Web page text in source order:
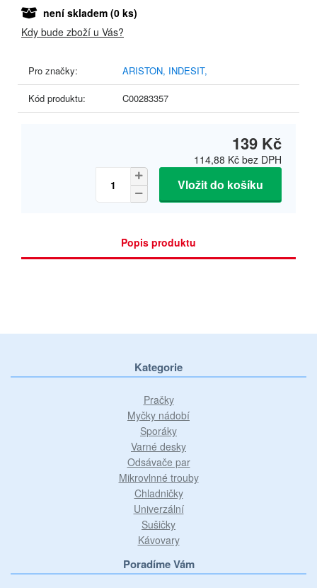
není skladem (0 ks)
Kdy bude zboží u Vás?
Pro značky: ARISTON, INDESIT,
Kód produktu: C00283357
139 Kč
114,88 Kč bez DPH
Vložit do košíku
Popis produktu
Kategorie
Pračky
Myčky nádobí
Sporáky
Varné desky
Odsávače par
Mikrovlnné trouby
Chladničky
Univerzální
Sušičky
Kávovary
Poradíme Vám